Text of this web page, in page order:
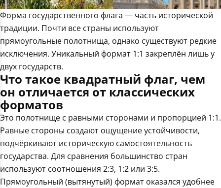
Форма государственного флага — часть исторической
традиции. Почти все страны используют
прямоугольные полотнища, однако существуют редкие
исключения. Уникальный формат 1:1 закреплён лишь у
двух государств.
Что такое квадратный флаг, чем
он отличается от классических
форматов
Это полотнище с равными сторонами и пропорцией 1:1.
Равные стороны создают ощущение устойчивости,
подчёркивают историческую самостоятельность
государства. Для сравнения большинство стран
используют соотношения 2:3, 1:2 или 3:5.
Прямоугольный (вытянутый) формат оказался удобнее